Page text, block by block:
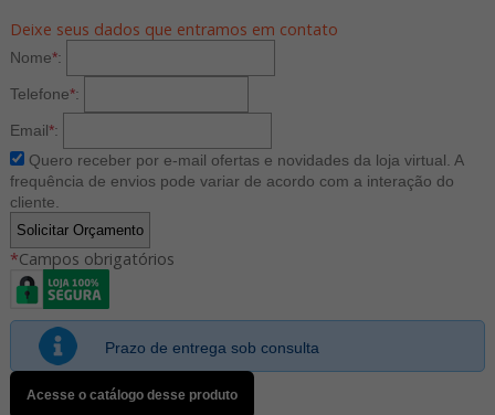
Deixe seus dados que entramos em contato
Nome*:
Telefone*:
Email*:
Quero receber por e-mail ofertas e novidades da loja virtual. A
frequência de envios pode variar de acordo com a interação do
cliente.
*Campos obrigatórios
Prazo de entrega sob consulta
Acesse o catálogo desse produto